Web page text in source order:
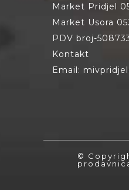
Market Pridjel
Market Usora
PDV broj-
Kontakt
Email:
©